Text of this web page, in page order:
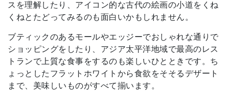
スを理解したり、アイコン的な古代の絵画の小道をくね
くねとたどってみるのも面白いかもしれません。
ブティックのあるモールやエッジーでおしゃれな通りで
ショッピングをしたり、アジア太平洋地域で最高のレス
トランで上質な食事をするのも楽しいひとときです。ち
ょっとしたフラットホワイトから食欲をそそるデザート
まで、美味しいものがすべて揃います。